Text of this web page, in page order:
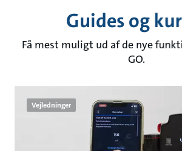
Guides og
Få mest muligt ud af de nye
GO.
Vejledninger